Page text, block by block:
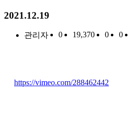
2021.12.19
관리자 0 19,370 0 0
https://vimeo.com/288462442